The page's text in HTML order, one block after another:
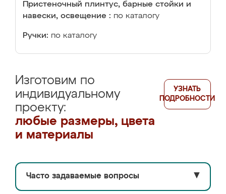
Пристеночный плинтус, барные стойки и
навески, освещение : по каталогу
Ручки: по каталогу
Изготовим по
индивидуальному
проекту:
любые размеры, цвета
и материалы
УЗНАТЬ
ПОДРОБНОСТИ
Часто задаваемые вопросы ▼